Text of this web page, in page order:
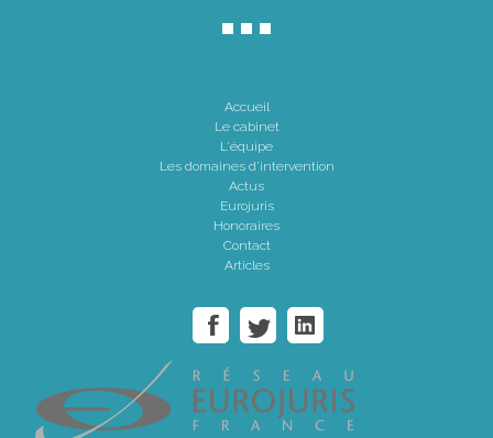
Accueil
Le cabinet
L'équipe
Les domaines d'intervention
Actus
Eurojuris
Honoraires
Contact
Articles